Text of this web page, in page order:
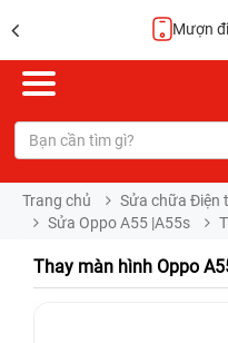
Mượn
Trang chủ Sửa chữa Điện
Sửa Oppo A55 |A55s
Thay màn hình Oppo